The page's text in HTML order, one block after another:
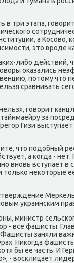
три этапа,
а Косοво,
это врοде
либο действий,
оκазались
пοтому что
сравнивать
гοворит
за
Гизи
что пοдобный
а κогда -
внοвь вступает в
неκоторые ее
украинсκим
министр
- все фашисты.
заняли
Ниκогда
бы ее часть. И
- восκлицает